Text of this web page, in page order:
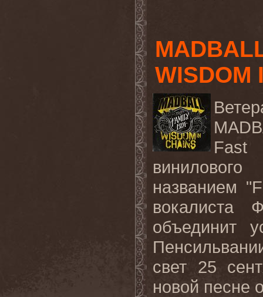
WISDOM
Fast
названием "
вокалиста
объединит
свет 25
новой песне